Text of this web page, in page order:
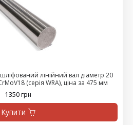
лінійний вал діаметр 20
(серія WRA), ціна за 475 мм
1350 грн
Купити